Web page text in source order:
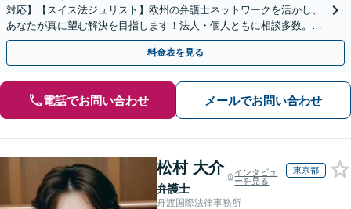
対応】【スイス法ジュリスト】欧州の弁護士ネットワークを活かし、
あなたが真に望む解決を目指します！法人・個人ともに相談多数。細
やかな連絡と粘り強い交渉を徹底【休日・夜間相談可】
料金表を見る
電話でお問い合わせ メールでお問い合わせ
松村 大介
弁護士
インタビュ
ーを見る
東京都
舟渡国際法律事務所